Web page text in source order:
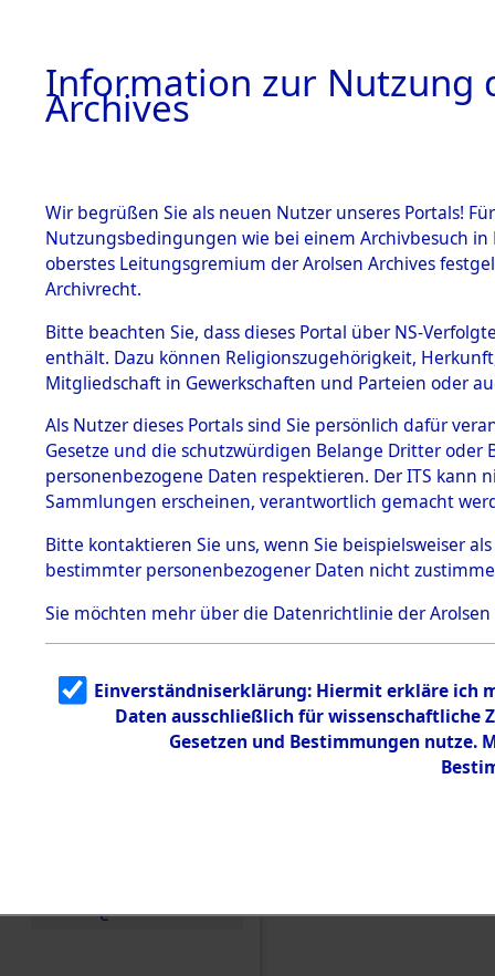
BESTÄNDE
1.
mente
5. Verschiedenes
5.3
Todesmärsche
5.3.1 Alliierte
Erhebungen
zu
Todesmärsch
en
5.3.2
g
5.3.3
Todesmärsch
e
Information zur Nutzung
Archives
Wir begrüßen Sie als neuen Nutzer unseres Portals!
Nutzungsbedingungen wie bei einem Archivbesuch
oberstes Leitungsgremium der Arolsen Archives
Archivrecht.
Bitte beachten Sie, dass dieses Portal über NS-
enthält. Dazu können Religionszugehörigkeit,
Mitgliedschaft in Gewerkschaften und Parteien oder
Als Nutzer dieses Portals sind Sie persönlich dafür
Gesetze und die schutzwürdigen Belange Dritter
personenbezogene Daten respektieren. Der ITS
Sammlungen erscheinen, verantwortlich gemacht
Bitte kontaktieren Sie uns, wenn Sie beispielsweiser
bestimmter personenbezogener Daten nicht
Sie möchten mehr über die Datenrichtlinie der Arolsen
Einverständniserklärung: Hiermit erkläre ich
Daten ausschließlich für wissenschaftliche
Gesetzen und Bestimmungen nutze.